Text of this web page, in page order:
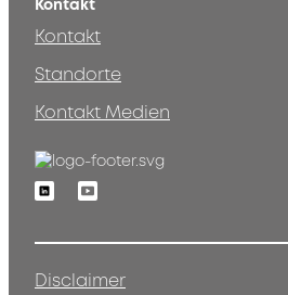
Kontakt
Kontakt
Standorte
Kontakt Medien
LinkedinYoutube
Disclaimer